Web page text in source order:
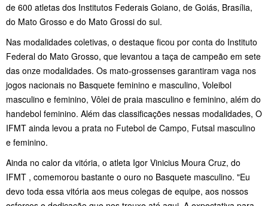
de 600 atletas dos Institutos Federais Goiano, de Goiás, Brasília,
do Mato Grosso e do Mato Grossi do sul.
Nas modalidades coletivas, o destaque ficou por conta do Instituto
Federal do Mato Grosso, que levantou a taça de campeão em sete
das onze modalidades. Os mato-grossenses garantiram vaga nos
jogos nacionais no Basquete feminino e masculino, Voleibol
masculino e feminino, Vôlei de praia masculino e feminino, além do
handebol feminino. Além das classificações nessas modalidades, O
IFMT ainda levou a prata no Futebol de Campo, Futsal masculino
e feminino.
Ainda no calor da vitória, o atleta Igor Vinicius Moura Cruz, do
IFMT , comemorou bastante o ouro no Basquete masculino. "Eu
devo toda essa vitória aos meus colegas de equipe, aos nossos